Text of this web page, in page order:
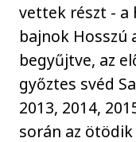
vettek részt - a
bajnok Hosszú
begyűjtve, az
győztes svéd
2013, 2014,
során az